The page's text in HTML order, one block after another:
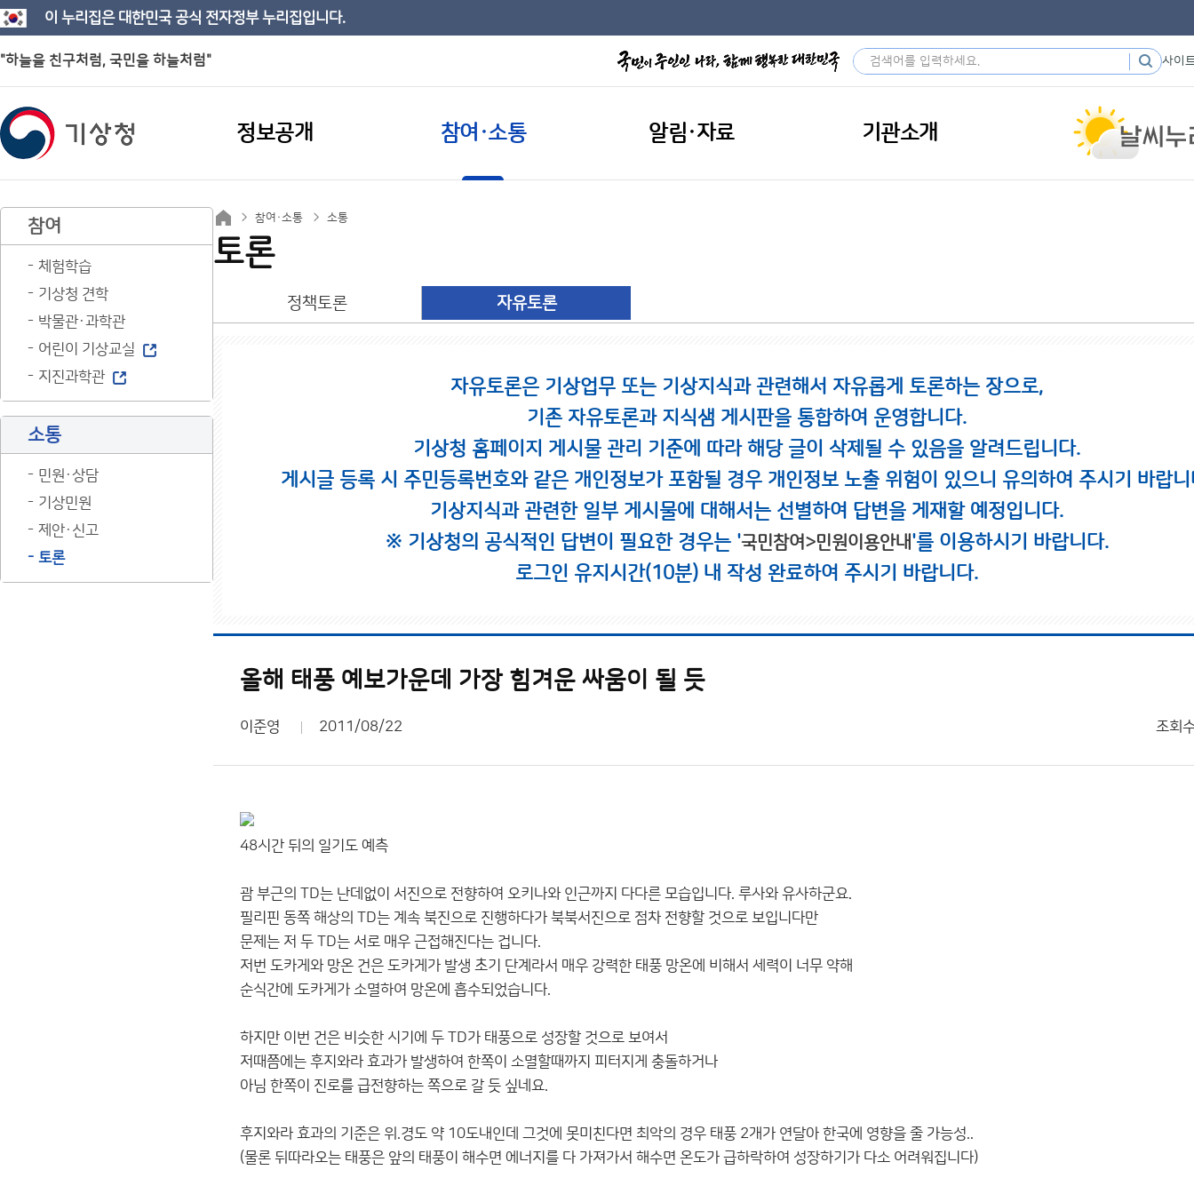
이 누리집은 대한민국 공식 전자정부 누리집입니다.
"하늘을 친구처럼, 국민을 하늘처럼" 사이
정보공개 참여·소통 알림·자료 기관소개
참여
체험학습
기상청 견학
박물관·과학관
어린이 기상교실
지진과학관
소통
민원·상담
기상민원
제안·신고
토론
참여·소통 소통
토론
정책토론 자유토론
자유토론은 기상업무 또는 기상지식과 관련해서 자유롭게 토론하는 장으로,
기존 자유토론과 지식샘 게시판을 통합하여 운영합니다.
기상청 홈페이지 게시물 관리 기준에 따라 해당 글이 삭제될 수 있음을 알려드립니다.
게시글 등록 시 주민등록번호와 같은 개인정보가 포함될 경우 개인정보 노출 위험이 있으니 유의하여 주시기 바랍니
기상지식과 관련한 일부 게시물에 대해서는 선별하여 답변을 게재할 예정입니다.
※ 기상청의 공식적인 답변이 필요한 경우는 '국민참여>민원이용안내'를 이용하시기 바랍니다.
로그인 유지시간(10분) 내 작성 완료하여 주시기 바랍니다.
올해 태풍 예보가운데 가장 힘겨운 싸움이 될 듯
이준영 2011/08/22 조회
48시간 뒤의 일기도 예측
괌 부근의 TD는 난데없이 서진으로 전향하여 오키나와 인근까지 다다른 모습입니다. 루사와 유사하군요.
필리핀 동쪽 해상의 TD는 계속 북진으로 진행하다가 북북서진으로 점차 전향할 것으로 보입니다만
문제는 저 두 TD는 서로 매우 근접해진다는 겁니다.
저번 도카게와 망온 건은 도카게가 발생 초기 단계라서 매우 강력한 태풍 망온에 비해서 세력이 너무 약해
순식간에 도카게가 소멸하여 망온에 흡수되었습니다.
하지만 이번 건은 비슷한 시기에 두 TD가 태풍으로 성장할 것으로 보여서
저때쯤에는 후지와라 효과가 발생하여 한쪽이 소멸할때까지 피터지게 충돌하거나
아님 한쪽이 진로를 급전향하는 쪽으로 갈 듯 싶네요.
후지와라 효과의 기준은 위.경도 약 10도내인데 그것에 못미친다면 최악의 경우 태풍 2개가 연달아 한국에 영향을 줄 가능성..
(물론 뒤따라오는 태풍은 앞의 태풍이 해수면 에너지를 다 가져가서 해수면 온도가 급하락하여 성장하기가 다소 어려워집니다)